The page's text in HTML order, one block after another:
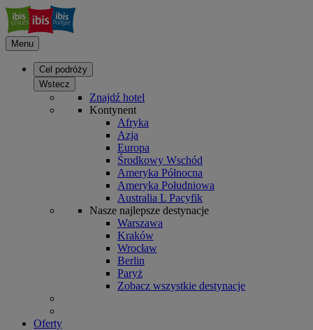
Menu
Cel podróży
Wstecz
Znajdź hotel
Kontynent
Afryka
Azja
Europa
Środkowy Wschód
Ameryka Północna
Ameryka Południowa
Australia L Pacyfik
Nasze najlepsze destynacje
Warszawa
Kraków
Wrocław
Berlin
Paryż
Zobacz wszystkie destynacje
Oferty